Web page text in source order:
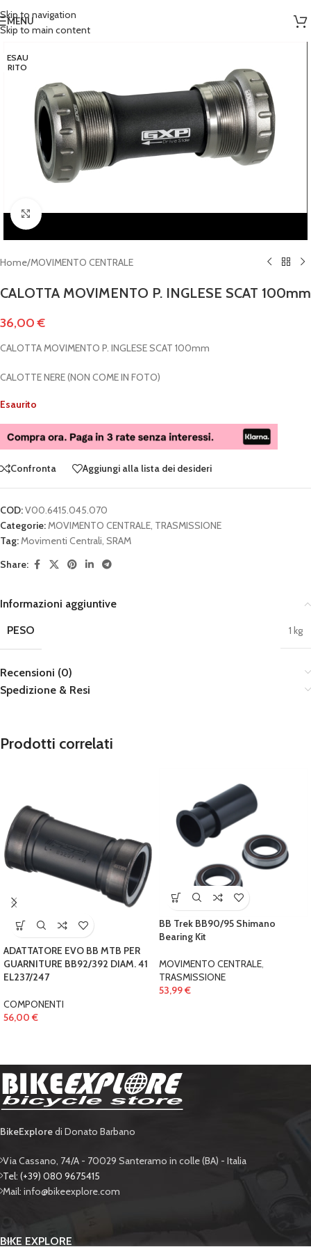
Skip to navigation
Skip to main content
MENU
ESAU
RITO
Clicca per ingrandire
Home/MOVIMENTO CENTRALE
CALOTTA MOVIMENTO P. INGLESE SCAT 100mm
36,00€
CALOTTA MOVIMENTO P. INGLESE SCAT 100mm
CALOTTE NERE (NON COME IN FOTO)
Esaurito
Confronta Aggiungi alla lista dei desideri
COD:V00.6415.045.070
Categorie:MOVIMENTO CENTRALE, TRASMISSIONE
Tag:Movimenti Centrali, SRAM
Share:
Informazioni aggiuntive
PESO
1 kg
Recensioni (0)
Spedizione & Resi
Prodotti correlati
ADATTATORE EVO BB MTB PER
GUARNITURE BB92/392 DIAM. 41
EL237/247
COMPONENTI
56,00 €
BB Trek BB90/95 Shimano
Bearing Kit
MOVIMENTO CENTRALE,
TRASMISSIONE
53,99€
BikeExploredi Donato Barbano
Via Cassano, 74/A - 70029 Santeramo in colle (BA) - Italia
Tel: (+39) 080 9675415
Mail: info@bikeexplore.com
BIKE EXPLORE